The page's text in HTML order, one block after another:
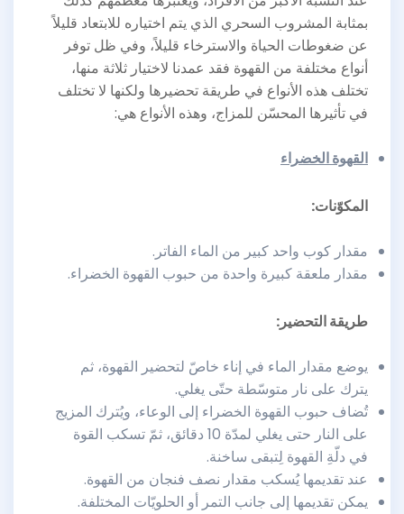
بمثابة المشروب السحري الذي يتم اختياره للابتعاد قليلاً
عن ضغوطات الحياة والاسترخاء قليلاً، وفي ظل توفر
أنواع مختلفة من القهوة فقد عمدنا لاختيار ثلاثة منها،
تختلف هذه الأنواع في طريقة تحضيرها ولكنها لا تختلف
في تأثيرها المحسّن للمزاج، وهذه الأنواع هي:
القهوة الخضراء
المكوّنات:
مقدار كوب واحد كبير من الماء الفاتر.
مقدار ملعقة كبيرة واحدة من حبوب القهوة الخضراء.
طريقة التحضير:
يوضع مقدار الماء في إناء خاصّ لتحضير القهوة، ثم
يترك على نار متوسّطة حتّى يغلي.
تُضاف حبوب القهوة الخضراء إلى الوعاء، ويُترك المزيج
على النار حتى يغلي لمدّة 10 دقائق، ثمّ تسكب القوة
في دلّةِ القهوة لِتبقى ساخنة.
عند تقديمها يُسكب مقدار نصف فنجان من القهوة.
يمكن تقديمها إلى جانب التمر أو الحلويّات المختلفة.